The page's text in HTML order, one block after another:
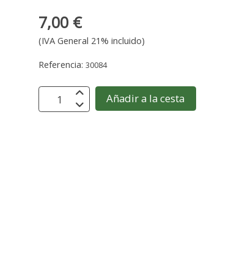
7,00 €
(IVA General 21% incluido)
Referencia:30084
Añadir a la cesta